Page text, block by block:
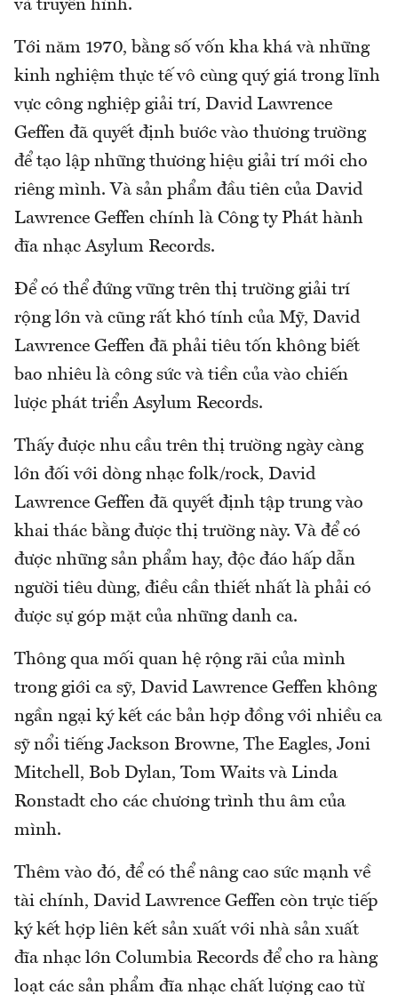
và truyền hình.
Tới năm 1970, bằng số vốn kha khá và những
kinh nghiệm thực tế vô cùng quý giá trong lĩnh
vực công nghiệp giải trí, David Lawrence
Geffen đã quyết định bước vào thương trường
để tạo lập những thương hiệu giải trí mới cho
riêng mình. Và sản phẩm đầu tiên của David
Lawrence Geffen chính là Công ty Phát hành
đĩa nhạc Asylum Records.
Để có thể đứng vững trên thị trường giải trí
rộng lớn và cũng rất khó tính của Mỹ, David
Lawrence Geffen đã phải tiêu tốn không biết
bao nhiêu là công sức và tiền của vào chiến
lược phát triển Asylum Records.
Thấy được nhu cầu trên thị trường ngày càng
lớn đối với dòng nhạc folk/rock, David
Lawrence Geffen đã quyết định tập trung vào
khai thác bằng được thị trường này. Và để có
được những sản phẩm hay, độc đáo hấp dẫn
người tiêu dùng, điều cần thiết nhất là phải có
được sự góp mặt của những danh ca.
Thông qua mối quan hệ rộng rãi của mình
trong giới ca sỹ, David Lawrence Geffen không
ngần ngại ký kết các bản hợp đồng với nhiều ca
sỹ nổi tiếng Jackson Browne, The Eagles, Joni
Mitchell, Bob Dylan, Tom Waits và Linda
Ronstadt cho các chương trình thu âm của
mình.
Thêm vào đó, để có thể nâng cao sức mạnh về
tài chính, David Lawrence Geffen còn trực tiếp
ký kết hợp liên kết sản xuất với nhà sản xuất
đĩa nhạc lớn Columbia Records để cho ra hàng
loạt các sản phẩm đĩa nhạc chất lượng cao từ